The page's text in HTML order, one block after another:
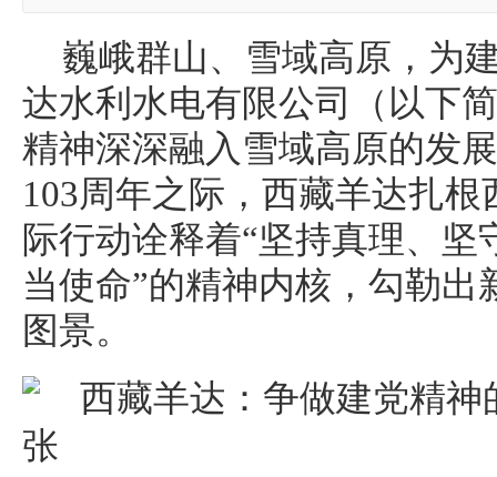
巍峨群山、雪域高原，为
达水利水电有限公司（以下
精神深深融入雪域高原的发
103周年之际，西藏羊达扎
际行动诠释着“坚持真理、
当使命”的精神内核，勾勒
图景。